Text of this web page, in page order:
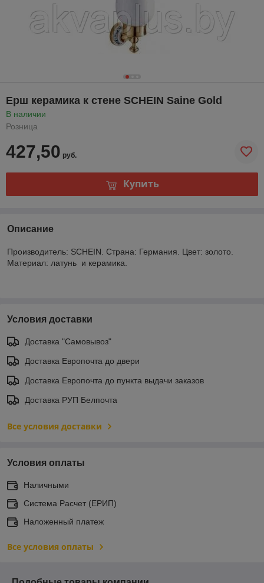
Ерш керамика к стене SCHEIN Saine Gold
В наличии
Розница
427,50 руб.
Купить
Описание
Производитель: SCHEIN. Страна: Германия. Цвет: золото.
Материал: латунь и керамика.
Условия доставки
Доставка "Самовывоз"
Доставка Европочта до двери
Доставка Европочта до пункта выдачи заказов
Доставка РУП Белпочта
Все условия доставки
Условия оплаты
Наличными
Система Расчет (ЕРИП)
Наложенный платеж
Все условия оплаты